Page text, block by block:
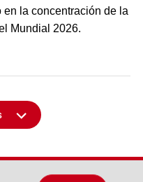
la concentración de la
Mundial 2026.